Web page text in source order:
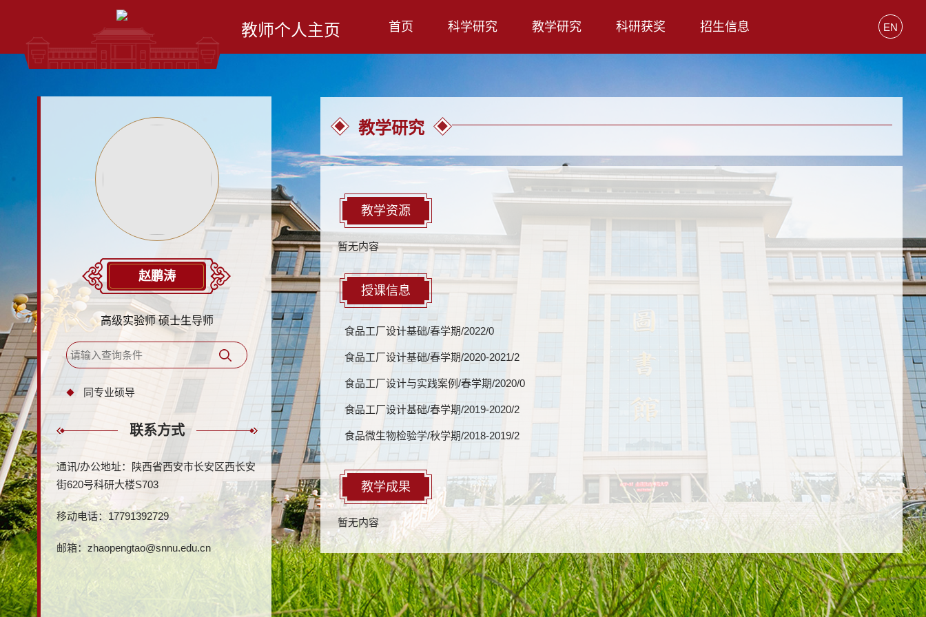
教师个人主页 EN
首页 科学研究 教学研究 科研获奖 招生信息
赵鹏涛
高级实验师 硕士生导师
同专业硕导
联系方式
通讯/办公地址：
陕西省西安市长安区西长安
街620号科研大楼S703
移动电话：17791392729
邮箱： zhaopengtao@snnu.edu.cn
教学研究
教学资源
暂无内容
授课信息
食品工厂设计基础/春学期/2022/0
食品工厂设计基础/春学期/2020-2021/2
食品工厂设计与实践案例/春学期/2020/0
食品工厂设计基础/春学期/2019-2020/2
食品微生物检验学/秋学期/2018-2019/2
教学成果
暂无内容